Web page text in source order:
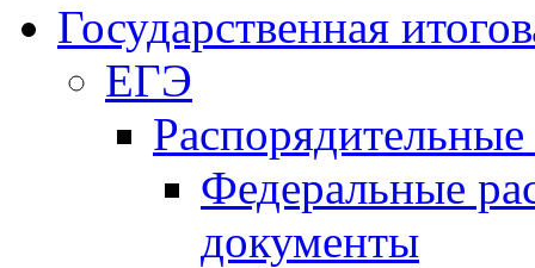
Государственная
ЕГЭ
Федеральные
документы